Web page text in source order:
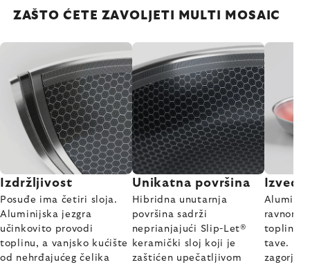
ZAŠTO ĆETE ZAVOLJETI MULTI MOSAIC
Izdržljivost
Posuđe ima četiri sloja.
Aluminijska jezgra
učinkovito provodi
toplinu, a vanjsko kućište
od nehrđajućeg čelika
Unikatna površina
Hibridna unutarnja
površina sadrži
neprianjajući Slip-Let®
keramički sloj koji je
zaštićen upečatljivom
toplinu
tave.